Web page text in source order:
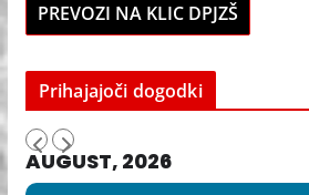
PREVOZI NA KLIC DPJZŠ
Prihajajoči dogodki
AUGUST, 2026